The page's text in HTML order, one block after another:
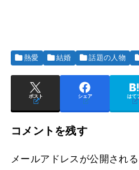
熱愛 結婚 話題の人物
ポスト シェア はて
コメントを残す
メールアドレスが公開され